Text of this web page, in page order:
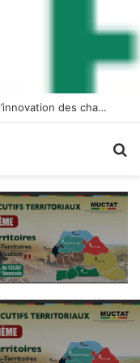
Quand le soleil sauve les récoltes : l’innovation des chambres froides solaires à Diogo